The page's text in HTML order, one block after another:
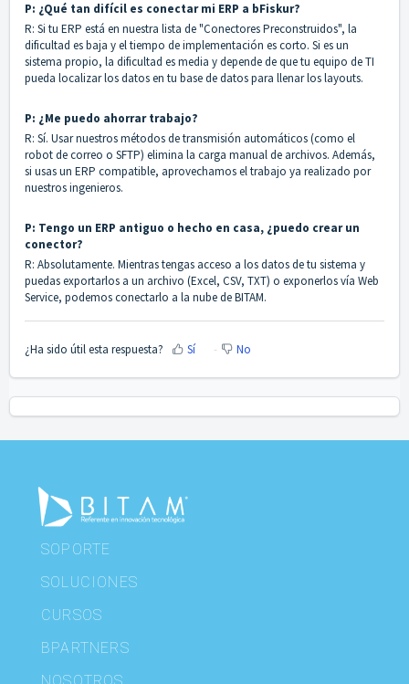
P: ¿Qué tan difícil es conectar mi ERP a bFiskur?
R: Si tu ERP está en nuestra lista de "Conectores Preconstruidos", la
dificultad es baja y el tiempo de implementación es corto. Si es un
sistema propio, la dificultad es media y depende de que tu equipo de TI
pueda localizar los datos en tu base de datos para llenar los layouts.
P: ¿Me puedo ahorrar trabajo?
R: Sí. Usar nuestros métodos de transmisión automáticos (como el
robot de correo o SFTP) elimina la carga manual de archivos. Además,
si usas un ERP compatible, aprovechamos el trabajo ya realizado por
nuestros ingenieros.
P: Tengo un ERP antiguo o hecho en casa, ¿puedo crear un
conector?
R: Absolutamente. Mientras tengas acceso a los datos de tu sistema y
puedas exportarlos a un archivo (Excel, CSV, TXT) o exponerlos vía Web
Service, podemos conectarlo a la nube de BITAM.
¿Ha sido útil esta respuesta? Sí No